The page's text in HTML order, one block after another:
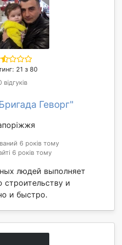
21 з 80
відгуків
Геворг"
6 років тому
6 років тому
людей выполняет
строительству и
и быстро.